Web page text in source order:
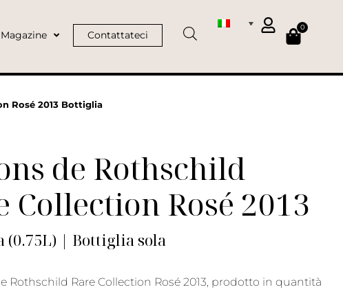
Magazine Contattateci
0
Rosé 2013 Bottiglia
de Rothschild
Collection Rosé 2013
(0.75L) | Bottiglia sola
Rothschild Rare Collection Rosé 2013, prodotto in quantità